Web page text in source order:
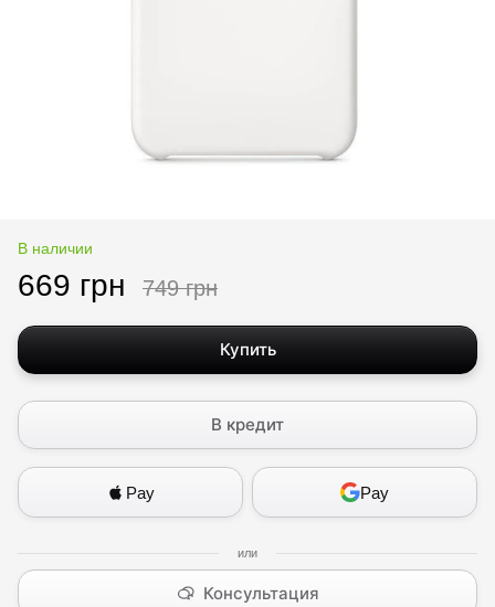
В наличии
669 грн 749 грн
Купить
В кредит
Pay Pay
Консультация